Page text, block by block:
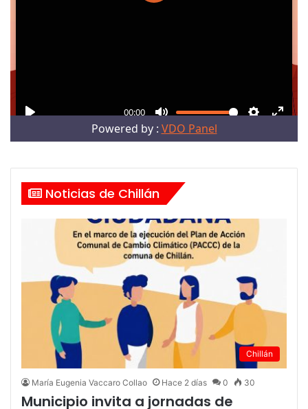
Noticias de Chillán
Chillán
María Eugenia Vaccaro Collao Hace 2 días 0 30
Municipio invita a jornadas de